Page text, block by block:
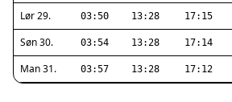
Lør 29. 03:50 13:28 17:15
Søn 30. 03:54 13:28 17:14
Man 31. 03:57 13:28 17:12